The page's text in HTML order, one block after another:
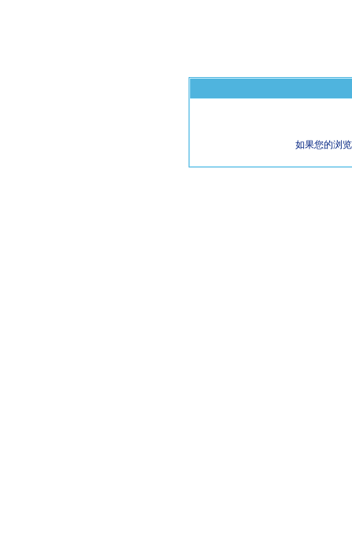
如果您的浏